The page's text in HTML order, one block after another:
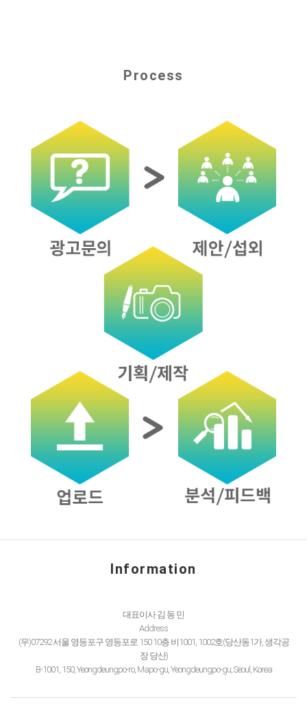
Process
Information
대표이사 김 동 민
Address
(우)07292 서울 영등포구 영등포로 150 10층 비1001, 1002호(당산동1가, 생각공
장 당산)
B-1001, 150, Yeongdeungpo-ro, Mapo-gu, Yeongdeungpo-gu, Seoul, Korea